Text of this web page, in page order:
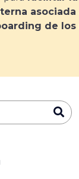
asociada
de los